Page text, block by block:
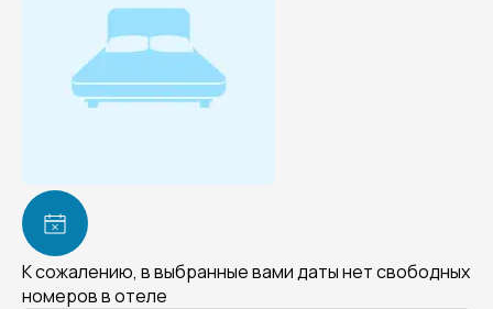
К сожалению, в выбранные вами даты нет свободных
номеров в отеле